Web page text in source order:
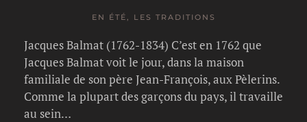
EN ÉTÉ, LES TRADITIONS
Jacques Balmat (1762-1834) C’est en 1762 que
Jacques Balmat voit le jour, dans la maison
familiale de son père Jean-François, aux Pèlerins.
Comme la plupart des garçons du pays, il travaille
au sein…